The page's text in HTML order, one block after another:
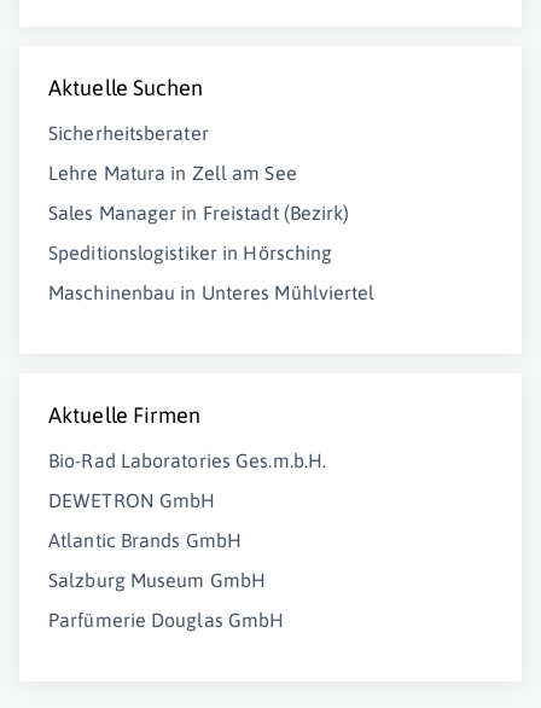
Aktuelle Suchen
Sicherheitsberater
Lehre Matura in Zell am See
Sales Manager in Freistadt (Bezirk)
Speditionslogistiker in Hörsching
Maschinenbau in Unteres Mühlviertel
Aktuelle Firmen
Bio-Rad Laboratories Ges.m.b.H.
DEWETRON GmbH
Atlantic Brands GmbH
Salzburg Museum GmbH
Parfümerie Douglas GmbH